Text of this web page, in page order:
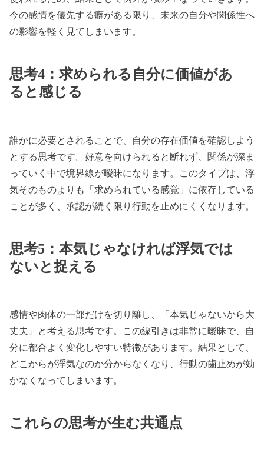
今の感情を優先する癖がある限り、未来の自分や関係性へ
の影響を軽く見てしまいます。
思考4：求められる自分に価値があ
ると感じる
誰かに必要とされることで、自分の存在価値を確認しよう
とする思考です。好意を向けられると断れず、関係が深ま
っていく中で境界線が曖昧になります。このタイプは、浮
気そのものよりも「求められている感覚」に依存している
ことが多く、承認が続く限り行動を止めにくくなります。
思考5：本気じゃなければ浮気では
ないと捉える
感情や肉体の一部だけを切り離し、「本気じゃないから大
丈夫」と考える思考です。この線引きは非常に曖昧で、自
分に都合よく変化しやすい特徴があります。結果として、
どこからが浮気なのか分からなくなり、行動の歯止めが効
かなくなってしまいます。
これらの思考が生む共通点